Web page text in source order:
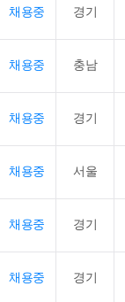
채용중 경기
채용중 충남
채용중 경기
채용중 서울
채용중 경기
채용중 경기